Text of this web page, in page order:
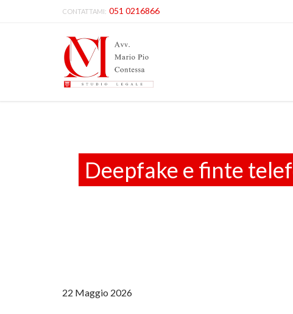
CONTATTAMI: 051 0216866
Deepfake e finte
22 Maggio 2026